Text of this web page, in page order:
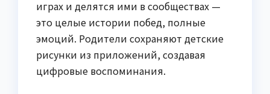
играх и делятся ими в сообществах —
это целые истории побед, полные
эмоций. Родители сохраняют детские
рисунки из приложений, создавая
цифровые воспоминания.